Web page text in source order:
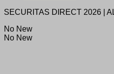
SECURITAS DIRECT 2026 |
No New
No New